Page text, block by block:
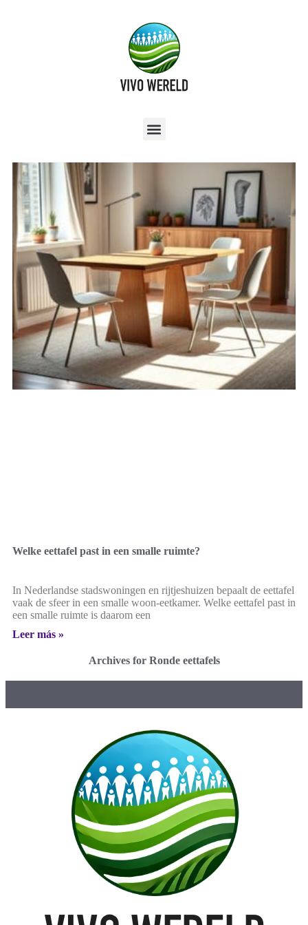
Welke eettafel past in een smalle ruimte?
In Nederlandse stadswoningen en rijtjeshuizen bepaalt de eettafel
vaak de sfeer in een smalle woon-eetkamer. Welke eettafel past in
een smalle ruimte is daarom een
Leer más »
Archives for Ronde eettafels